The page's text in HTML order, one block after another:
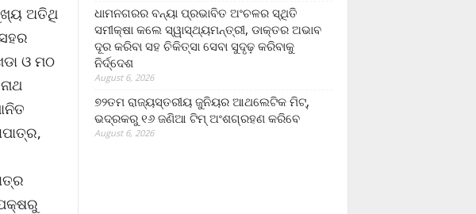
ଅତିଥି
ଓ ମଠ
ଧାମନଗରର ବନ୍ୟା ପ୍ରଭାବିତ ଅଂଚଳର ସ୍ଥିତି
ସମୀକ୍ଷା କଲେ ସ୍ୱାସ୍ଥ୍ୟମନ୍ତ୍ରୀ, ଡାକ୍ତର ଅଭାବ
ଦୂର କରିବା ସହ ଚିକିତ୍ସା ସେବା ସୁଦୃଢ଼ କରିବାକୁ
ନିର୍ଦ୍ଦେଶ
August 6, 2026
୭୨ତମ ରାଜ୍ୟସ୍ତରୀୟ ଜୁନିୟର ଆଥଲେଟିକ ମିଟ୍‌,
ଭଦ୍ରକରୁ ୧୬ ଜଣିଆ ଟିମ୍ ଅଂଶଗ୍ରହଣ କରିବେ
August 6, 2026